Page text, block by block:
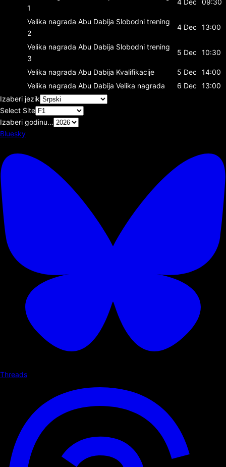
1
Velika nagrada Abu Dabija Slobodni trening
2
4 Dec 13:00
Velika nagrada Abu Dabija Slobodni trening
3
5 Dec 10:30
Velika nagrada Abu Dabija Kvalifikacije 5 Dec
14:00
Velika nagrada Abu Dabija Velika nagrada 6 Dec
13:00
Izaberi jezik
Select Site
Izaberi godinu…
Bluesky
Threads